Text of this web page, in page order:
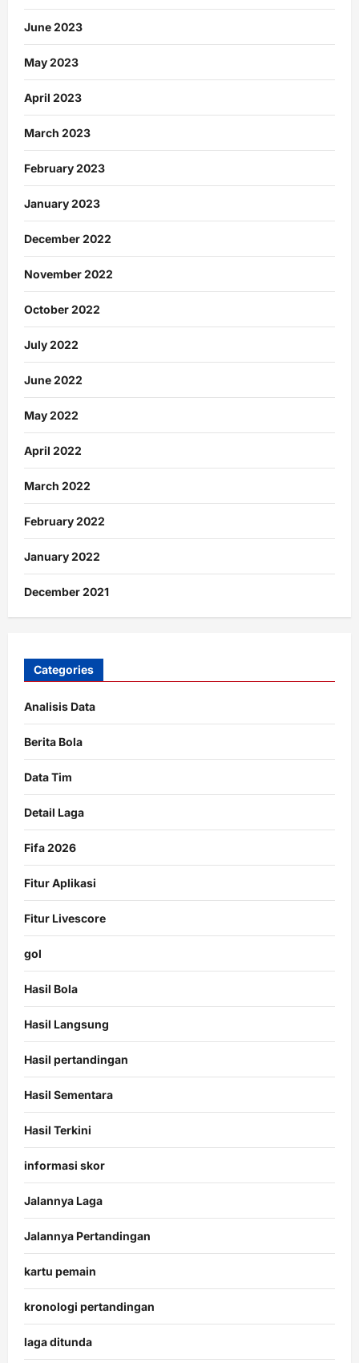
June 2023
May 2023
April 2023
March 2023
February 2023
January 2023
December 2022
November 2022
October 2022
July 2022
June 2022
May 2022
April 2022
March 2022
February 2022
January 2022
December 2021
Categories
Analisis Data
Berita Bola
Data Tim
Detail Laga
Fifa 2026
Fitur Aplikasi
Fitur Livescore
gol
Hasil Bola
Hasil Langsung
Hasil pertandingan
Hasil Sementara
Hasil Terkini
informasi skor
Jalannya Laga
Jalannya Pertandingan
kartu pemain
kronologi pertandingan
laga ditunda